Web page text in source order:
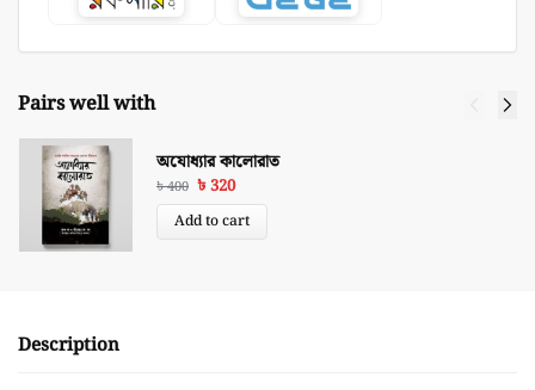
Pairs well with
অযোধ্যার কালোরাত
৳400 ৳320
Add to cart
Description